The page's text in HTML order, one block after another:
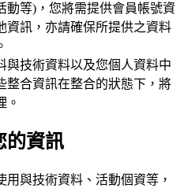
動等)，您將需提供會員帳號資
資訊，亦請確保所提供之資料
與技術資料以及您個人資料中
整合資訊在整合的狀態下，將
。
的資訊
與技術資料、活動個資等，